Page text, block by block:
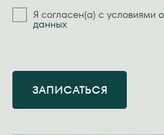
Я согласен(а) с условиями
данных
ЗАПИСАТЬСЯ